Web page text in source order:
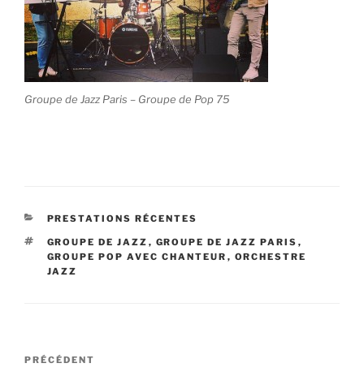
Groupe de Jazz Paris – Groupe de Pop 75
CATÉGORIES
PRESTATIONS RÉCENTES
ÉTIQUETTES
GROUPE DE JAZZ , GROUPE DE JAZZ PARIS ,
GROUPE POP AVEC CHANTEUR , ORCHESTRE
JAZZ
Navigation
Article
PRÉCÉDENT